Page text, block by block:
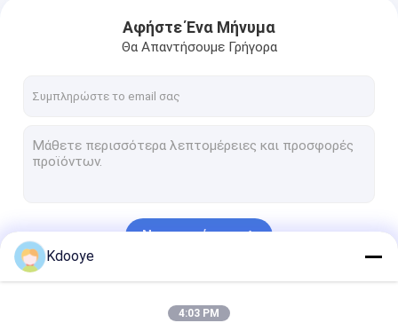
Αφήστε Ένα Μήνυμα
Θα Απαντήσουμε Γρήγορα
Να συνεχίσει
Kdooye
4:03 PM